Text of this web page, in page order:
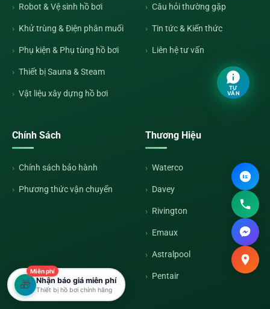
Robot & Vệ sinh hồ bơi
Khử trùng & Điện phân muối
Phụ kiện & Phụ tùng hồ bơi
Thiết bị Sauna & Steam
Vật liệu xây dựng hồ bơi
Câu hỏi thường gặp
Tin tức & Kiến thức
Liên hệ tư vấn
Chính Sách
Chính sách bảo hành
Phương thức vận chuyển
Thương Hiệu
Waterco
Davey
Rivington
Emaux
Astralpool
Pentair
TƯ
VẤN
Miễn phí
🎁 Nhận báo giá miễn phí
Thiết bị hồ bơi chính hãng